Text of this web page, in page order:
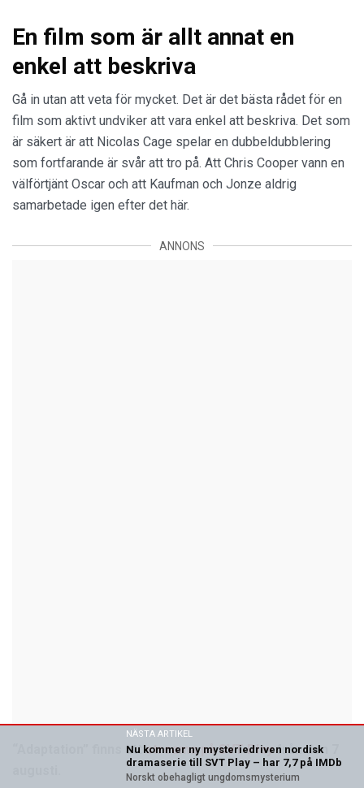
En film som är allt annat en
enkel att beskriva
Gå in utan att veta för mycket. Det är det bästa rådet för en
film som aktivt undviker att vara enkel att beskriva. Det som
är säkert är att Nicolas Cage spelar en dubbeldubblering
som fortfarande är svår att tro på. Att Chris Cooper vann en
välförtjänt Oscar och att Kaufman och Jonze aldrig
samarbetade igen efter det här.
ANNONS
“Adaptation” finns attstreama på SVT Playfrån den 7
NÄSTA ARTIKEL
Nu kommer ny mysteriedriven nordisk
dramaserie till SVT Play – har 7,7 på IMDb
Norskt obehagligt ungdomsmysterium